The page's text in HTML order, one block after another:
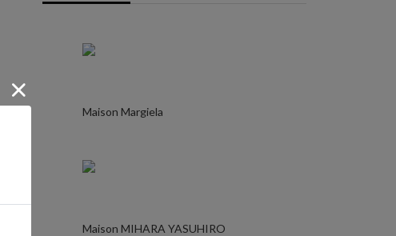
Maison Margiela
Maison MIHARA YASUHIRO